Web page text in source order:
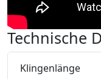
Technische
Klingenlänge